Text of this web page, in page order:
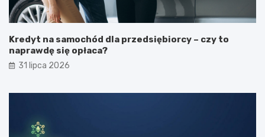
Kredyt na samochód dla przedsiębiorcy – czy to
naprawdę się opłaca?
31 lipca 2026